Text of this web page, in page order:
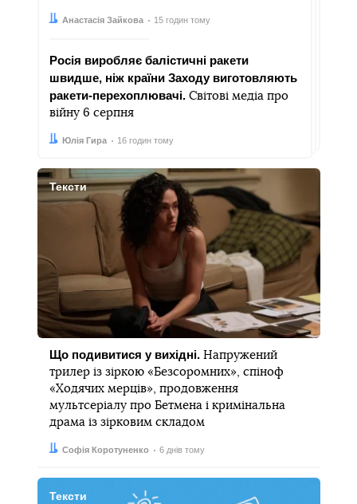
Автор:Анастасія Зайкова
Дата: 15 годин тому
Росія виробляє балістичні ракети
швидше, ніж країни Заходу виготовляють
ракети-перехоплювачі. Світові медіа про
війну 6 серпня
Автор:Юлія Гира
Дата: 16 годин тому
Тексти
Що подивитися у вихідні. Напружений
трилер із зіркою «Безсоромних», спіноф
«Ходячих мерців», продовження
мультсеріалу про Бетмена і кримінальна
драма із зірковим складом
Автор:
Софія Коротуненко
Дата: 6 днів тому
Тексти